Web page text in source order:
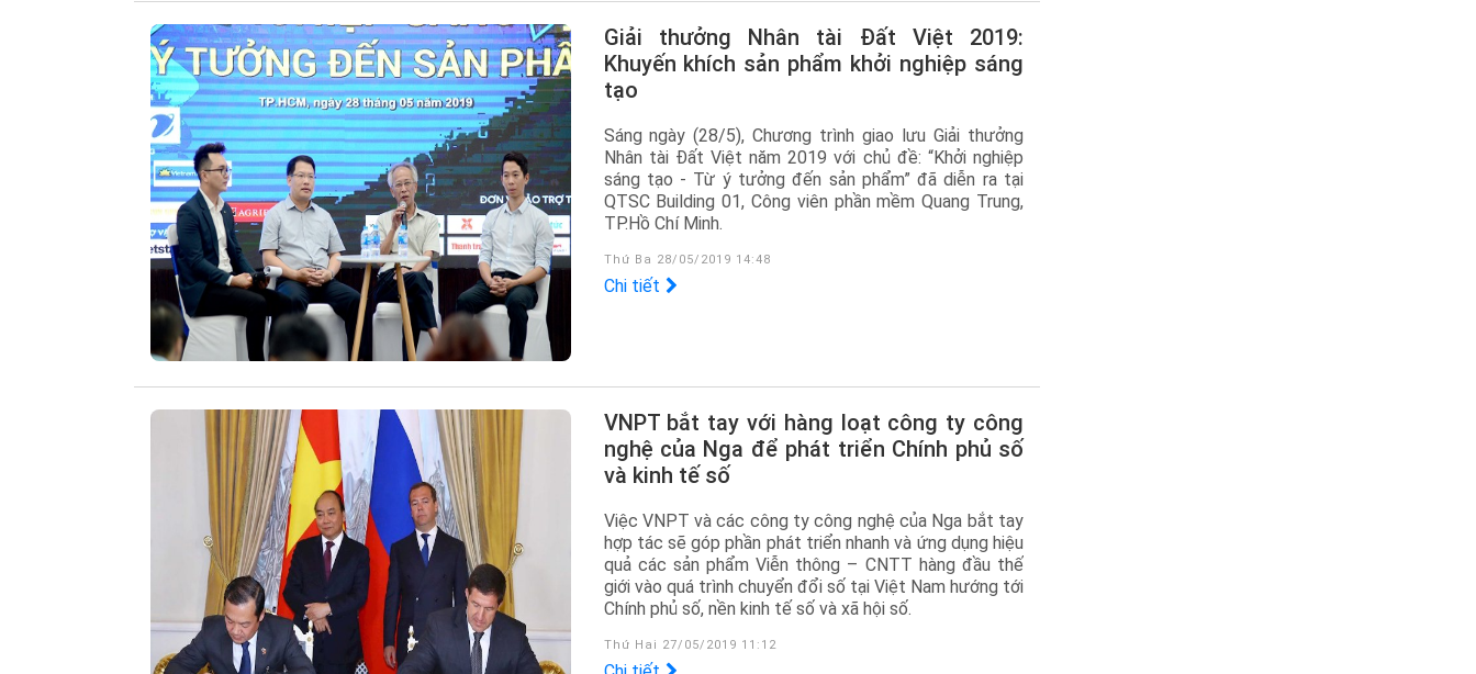
Giải thưởng Nhân tài Đất Việt 2019:
Khuyến khích sản phẩm khởi nghiệp sáng
tạo
Sáng ngày (28/5), Chương trình giao lưu Giải thưởng
Nhân tài Đất Việt năm 2019 với chủ đề: “Khởi nghiệp
sáng tạo - Từ ý tưởng đến sản phẩm” đã diễn ra tại
QTSC Building 01, Công viên phần mềm Quang Trung,
TP.Hồ Chí Minh.
Thứ Ba 28/05/2019 14:48
Chi tiết
VNPT bắt tay với hàng loạt công ty công
nghệ của Nga để phát triển Chính phủ số
và kinh tế số
Việc VNPT và các công ty công nghệ của Nga bắt tay
hợp tác sẽ góp phần phát triển nhanh và ứng dụng hiệu
quả các sản phẩm Viễn thông – CNTT hàng đầu thế
giới vào quá trình chuyển đổi số tại Việt Nam hướng tới
Chính phủ số, nền kinh tế số và xã hội số.
Thứ Hai 27/05/2019 11:12